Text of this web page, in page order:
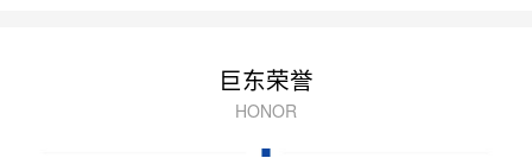
巨东荣誉
HONOR